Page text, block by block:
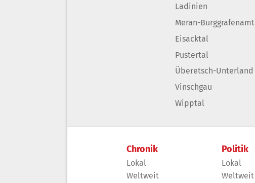
Ladinien
Meran-Burggrafenamt
Eisacktal
Pustertal
Überetsch-Unterland
Vinschgau
Wipptal
Chronik
Lokal
Weltweit
Politik
Lokal
Weltweit